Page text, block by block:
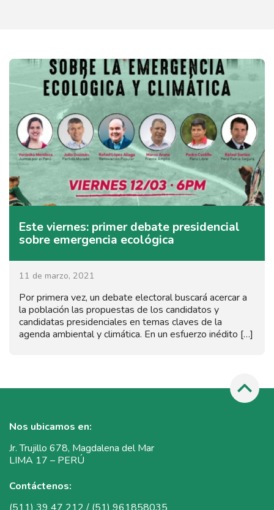
Este viernes: primer debate presidencial
sobre emergencia ecológica
11 de marzo, 2021
Por primera vez, un debate electoral buscará acercar a
la población las propuestas de los candidatos y
candidatas presidenciales en temas claves de la
agenda ambiental y climática. En un esfuerzo inédito […]
Nos ubicamos en:
Jr. Trujillo 678, Magdalena del Mar
LIMA 17 – PERÚ
Contáctenos: